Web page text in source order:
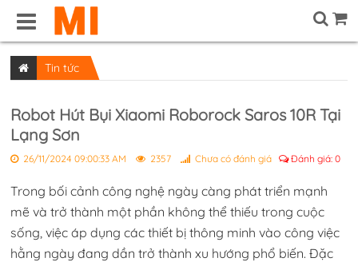
Tin tức
Robot Hút Bụi Xiaomi Roborock Saros 10R Tại
Lạng Sơn
26/11/2024 09:00:33 AM 2357 Chưa có đánh giá Đánh giá:0
Trong bối cảnh công nghệ ngày càng phát triển mạnh
mẽ và trở thành một phần không thể thiếu trong cuộc
sống, việc áp dụng các thiết bị thông minh vào công việc
hằng ngày đang dần trở thành xu hướng phổ biến. Đặc